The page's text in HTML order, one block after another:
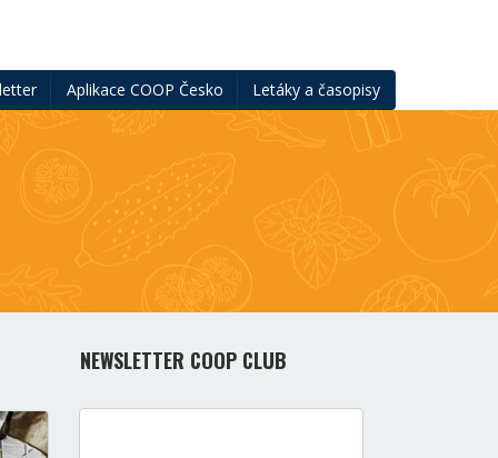
Aplikace COOP Česko Letáky a časopisy
NEWSLETTER COOP CLUB